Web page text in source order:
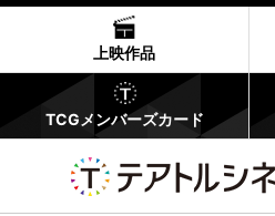
上映作品
TCGメンバーズカード